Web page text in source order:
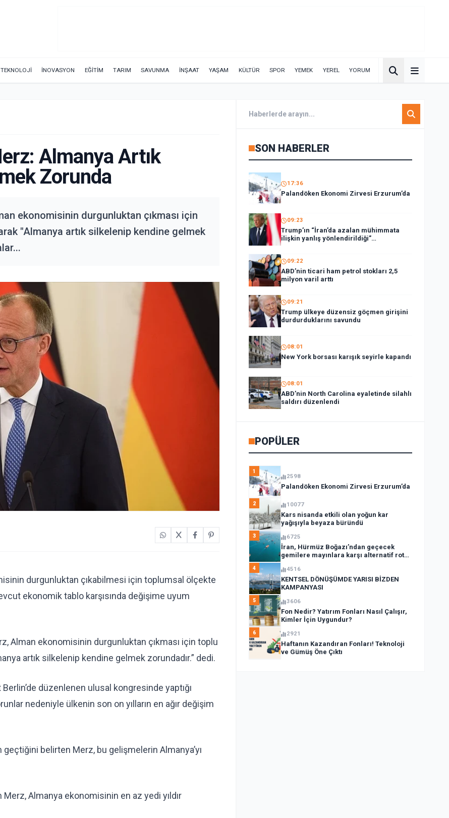
TEKNOLOJİ İNOVASYON EĞİTİM TARIM SAVUNMA İNŞAAT YAŞAM KÜLTÜR SPOR YEMEK YEREL YORUM
Almanya Artık
Zorunda
ekonomisinin durgunluktan çıkması için
"Almanya artık silkelenip kendine gelmek
durgunluktan çıkabilmesi için toplumsal ölçekte
ekonomik tablo karşısında değişime uyum
Alman ekonomisinin durgunluktan çıkması için toplu
artık silkelenip kendine gelmek zorundadır.” dedi.
düzenlenen ulusal kongresinde yaptığı
nedeniyle ülkenin son on yılların en ağır değişim
belirten Merz, bu gelişmelerin Almanya’yı
Almanya ekonomisinin en az yedi yıldır
SON HABERLER
17:36
Palandöken Ekonomi Zirvesi Erzurum’da
09:23
Trump’ın “İran’da azalan mühimmata
ilişkin yanlış yönlendirildiği”
gerekçesiyle Hegseth’e sert çıktığı
iddiası
09:22
ABD’nin ticari ham petrol stokları 2,5
milyon varil arttı
09:21
Trump ülkeye düzensiz göçmen girişini
durdurduklarını savundu
08:01
New York borsası karışık seyirle kapandı
08:01
ABD’nin North Carolina eyaletinde silahlı
saldırı düzenlendi
POPÜLER
1
2598
Palandöken Ekonomi Zirvesi Erzurum’da
2 10077
Kars nisanda etkili olan yoğun kar
yağışıyla beyaza büründü
3 6725
İran, Hürmüz Boğazı’ndan geçecek
gemilere mayınlara karşı alternatif rota
4 4516
KENTSEL DÖNÜŞÜMDE YARISI BİZDEN
KAMPANYASI
5 3606
Fon Nedir? Yatırım Fonları Nasıl Çalışır,
Kimler İçin Uygundur?
6 2921
Haftanın Kazandıran Fonları! Teknoloji
ve Gümüş Öne Çıktı